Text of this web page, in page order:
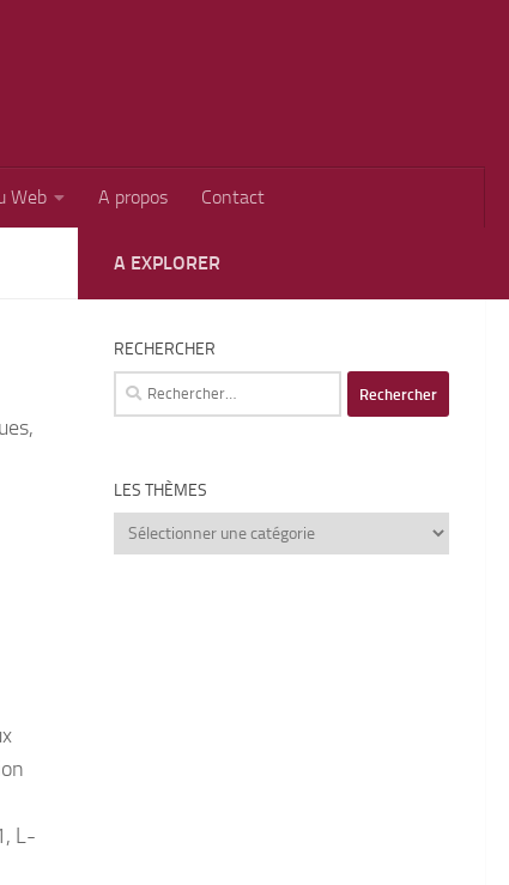
Web A propos Contact
L-
A EXPLORER
RECHERCHER
Rechercher :
LES THÈMES
Les
thèmes